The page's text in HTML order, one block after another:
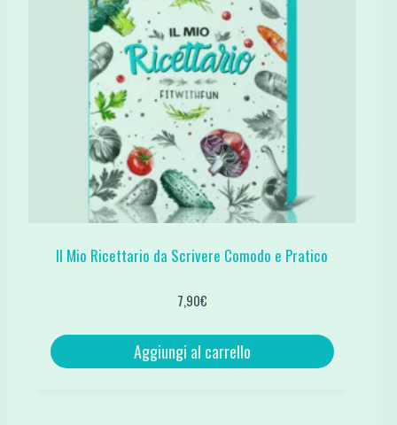
Il Mio Ricettario da Scrivere Comodo e Pratico
7,90€
Aggiungi al carrello